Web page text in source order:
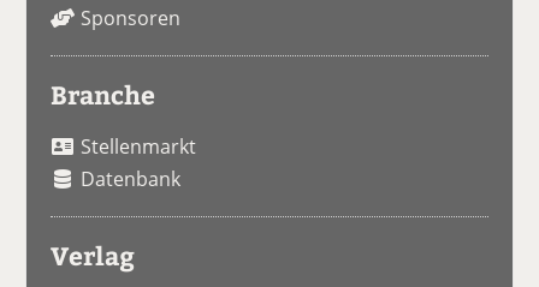
Sponsoren
Branche
Stellenmarkt
Datenbank
Verlag